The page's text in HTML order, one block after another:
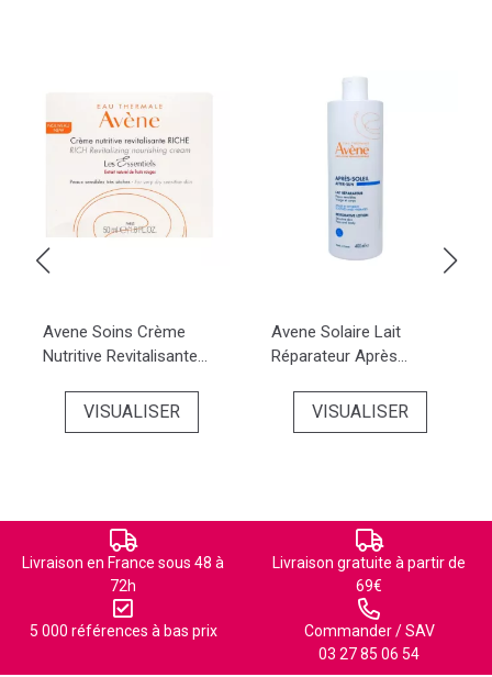
Avene Soins Crème
Nutritive Revitalisante...
VISUALISER
Avene Solaire Lait
Réparateur Après...
VISUALISER
Livraison en France sous 48 à
72h
Livraison gratuite à partir de
69€
5 000 références à bas prix
Commander / SAV
03 27 85 06 54